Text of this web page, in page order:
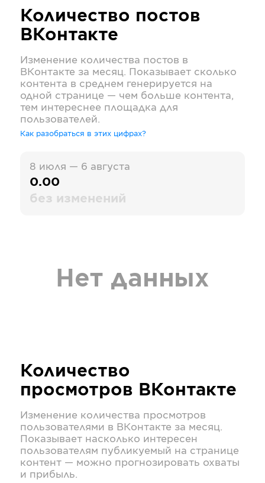
Количество постов
ВКонтакте
Изменение количества постов в
ВКонтакте за месяц. Показывает сколько
контента в среднем генерируется на
одной странице — чем больше контента,
тем интереснее площадка для
пользователей.
Как разобраться в этих цифрах?
8 июля — 6 августа
0.00
без изменений
Нет данных
Количество
просмотров ВКонтакте
Изменение количества просмотров
пользователями в ВКонтакте за месяц.
Показывает насколько интересен
пользователям публикуемый на странице
контент — можно прогнозировать охваты
и прибыль.